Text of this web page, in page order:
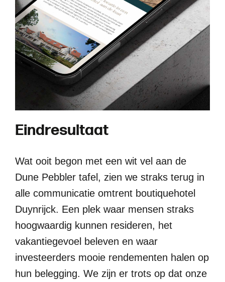
Eindresultaat
Wat ooit begon met een wit vel aan de
Dune Pebbler tafel, zien we straks terug in
alle communicatie omtrent boutiquehotel
Duynrijck. Een plek waar mensen straks
hoogwaardig kunnen resideren, het
vakantiegevoel beleven en waar
investeerders mooie rendementen halen op
hun belegging. We zijn er trots op dat onze